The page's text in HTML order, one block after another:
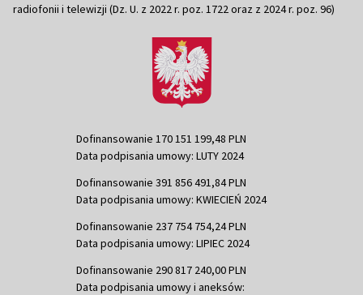
radiofonii i telewizji (Dz. U. z 2022 r. poz. 1722 oraz z 2024 r. poz. 96)
Dofinansowanie 170 151 199,48 PLN
Data podpisania umowy: LUTY 2024
Dofinansowanie 391 856 491,84 PLN
Data podpisania umowy: KWIECIEŃ 2024
Dofinansowanie 237 754 754,24 PLN
Data podpisania umowy: LIPIEC 2024
Dofinansowanie 290 817 240,00 PLN
Data podpisania umowy i aneksów: